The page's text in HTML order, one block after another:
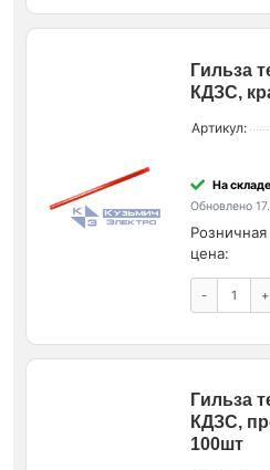
Гильза
КДЗС,
Артикул:
На
Обновлено
Розничная
цена:
- +
Гильза
КДЗС,
100шт